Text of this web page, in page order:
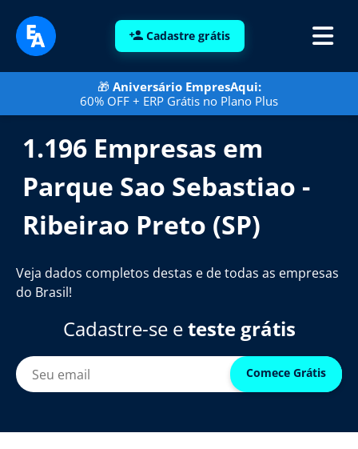
Cadastre grátis
🎁 Aniversário EmpresAqui:
60% OFF + ERP Grátis no Plano Plus
1.196 Empresas em
Parque Sao Sebastiao -
Ribeirao Preto (SP)
Veja dados completos destas e de todas as empresas
do Brasil!
Cadastre-se eteste grátis
Comece Grátis